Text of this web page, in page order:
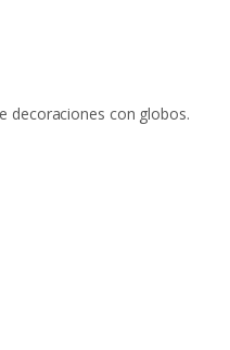
decoraciones con globos.